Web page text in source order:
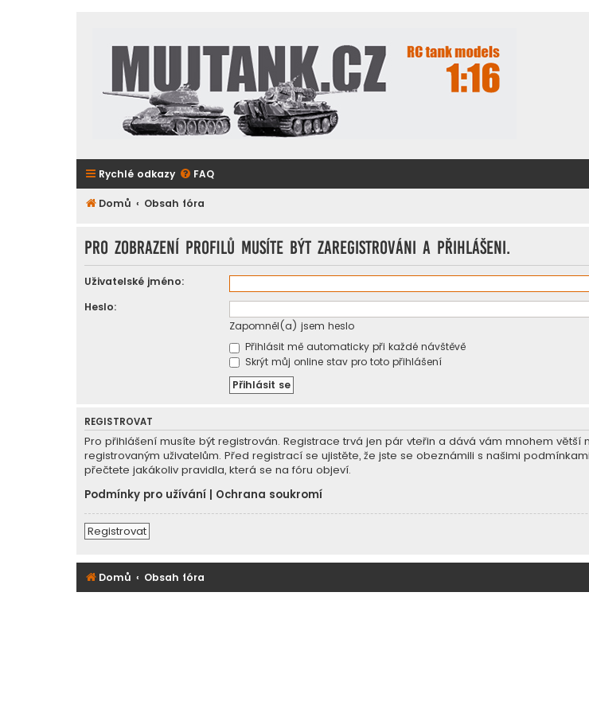
Rychlé odkazy FAQ
Domů Obsah fóra
Pro zobrazení profilů musíte být zaregistrováni a přihlášeni.
Uživatelské jméno:
Heslo:
Zapomněl(a) jsem heslo
Přihlásit mě automaticky při každé návštěvě
Skrýt můj online stav pro toto přihlášení
REGISTROVAT
Pro přihlášení musíte být registrován. Registrace trvá jen pár vteřin a dává vám mnohem
registrovaným uživatelům. Před registrací se ujistěte, že jste se obeznámili s našimi
přečtete jakákoliv pravidla, která se na fóru objeví.
Podmínky pro užívání
Ochrana soukromí
Registrovat
Domů Obsah fóra